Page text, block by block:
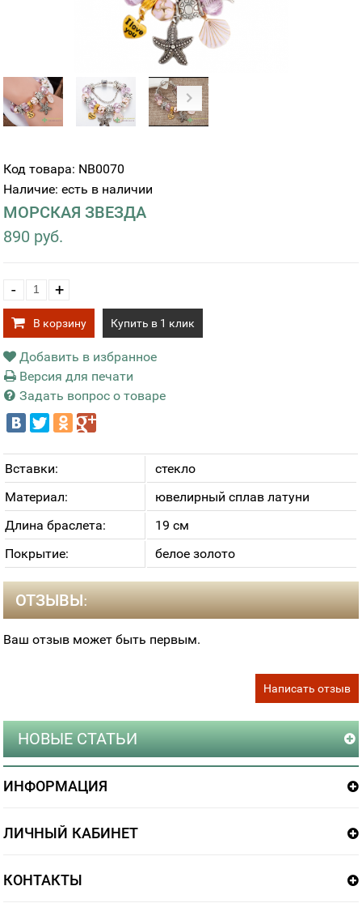
Код товара: NB0070
Наличие: есть в наличии
МОРСКАЯ ЗВЕЗДА
890 руб.
- +
В корзину Купить в 1 клик
Добавить в избранное
Версия для печати
Задать вопрос о товаре
Вставки:
стекло
Материал:
ювелирный сплав латуни
Длина браслета:
19 см
Покрытие:
белое золото
ОТЗЫВЫ:
Ваш отзыв может быть первым.
Написать отзыв
НОВЫЕ СТАТЬИ
ИНФОРМАЦИЯ
ЛИЧНЫЙ КАБИНЕТ
КОНТАКТЫ